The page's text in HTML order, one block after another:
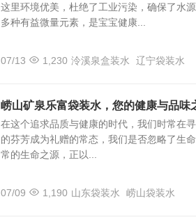
这里环境优美，杜绝了工业污染，确保了水
多种有益微量元素，是宝宝健康...
07/13 1,230 泠溪泉盒装水 辽宁袋装水
崂山矿泉乐富袋装水，您的健康与品味
在这个追求品质与健康的时代，我们时常在
的芬芳成为礼赠的常态，我们是否忽略了生
常的生命之源，正以...
07/09 1,190 山东袋装水 崂山袋装水